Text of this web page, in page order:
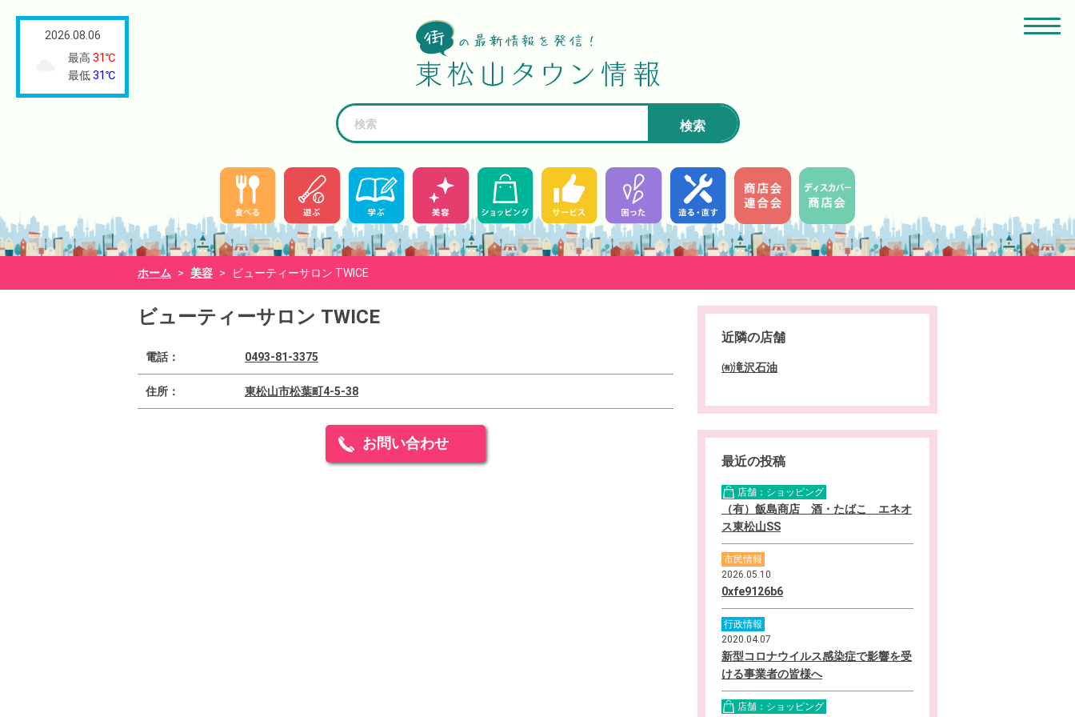
検索
2026.08.06
最高 31℃
最低31℃
ホーム > 美容 > ビューティーサロン TWICE
ビューティーサロン TWICE
電話： 0493-81-3375
住所： 東松山市松葉町4-5-38
お問い合わせ
近隣の店舗
㈲滝沢石油
最近の投稿
店舗：ショッピング
（有）飯島商店 酒・たばこ エネオ
ス東松山SS
市民情報
2026.05.10
0xfe9126b6
行政情報
2020.04.07
新型コロナウイルス感染症で影響を受
ける事業者の皆様へ
店舗：ショッピング